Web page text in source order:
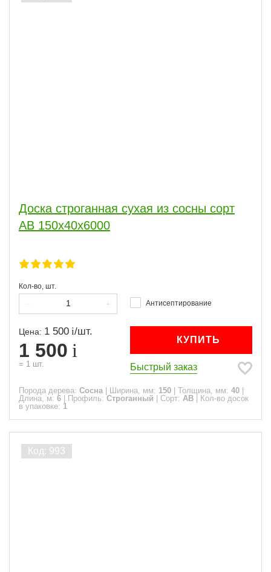
Доска строганная сухая из сосны сорт
АВ 150x40x6000
Кол-во, шт.
Антисептирование
Цена: 1 500 /шт.
1 500
= 1 шт.
КУПИТЬ
Быстрый заказ
Порода дерева: Сосна Ширина, мм: 150 Толщина, мм: 40
Длина, м: 6 Профиль: Строганный Сорт: АВ
Кол-во досок
в упаковке: 1